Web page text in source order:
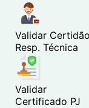
Validar Certidão
Resp. Técnica
Validar
Certificado PJ